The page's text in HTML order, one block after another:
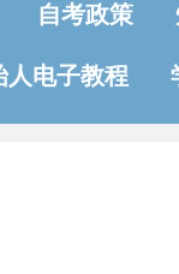
自考政策
人电子教程